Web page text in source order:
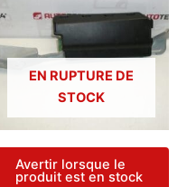
EN RUPTURE DE
STOCK
Avertir lorsque le
produit est en stock